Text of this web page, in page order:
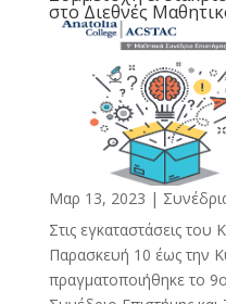
στο Διεθνές
Μαρ 13, 2023 |
Στις εγκαταστάσεις
Παρασκευή 10 έως την
πραγματοποιήθηκε το